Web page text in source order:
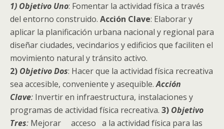
1) Objetivo Uno: Fomentar la actividad física a través
del entorno construido. Acción Clave: Elaborar y
aplicar la planificación urbana nacional y regional para
diseñar ciudades, vecindarios y edificios que faciliten el
movimiento natural y tránsito activo.
2) Objetivo Dos: Hacer que la actividad física recreativa
sea accesible, conveniente y asequible.Acción
Clave: Invertir en infraestructura, instalaciones y
programas de actividad física recreativa. 3) Objetivo
Tres: Mejorar acceso a la actividad física para las